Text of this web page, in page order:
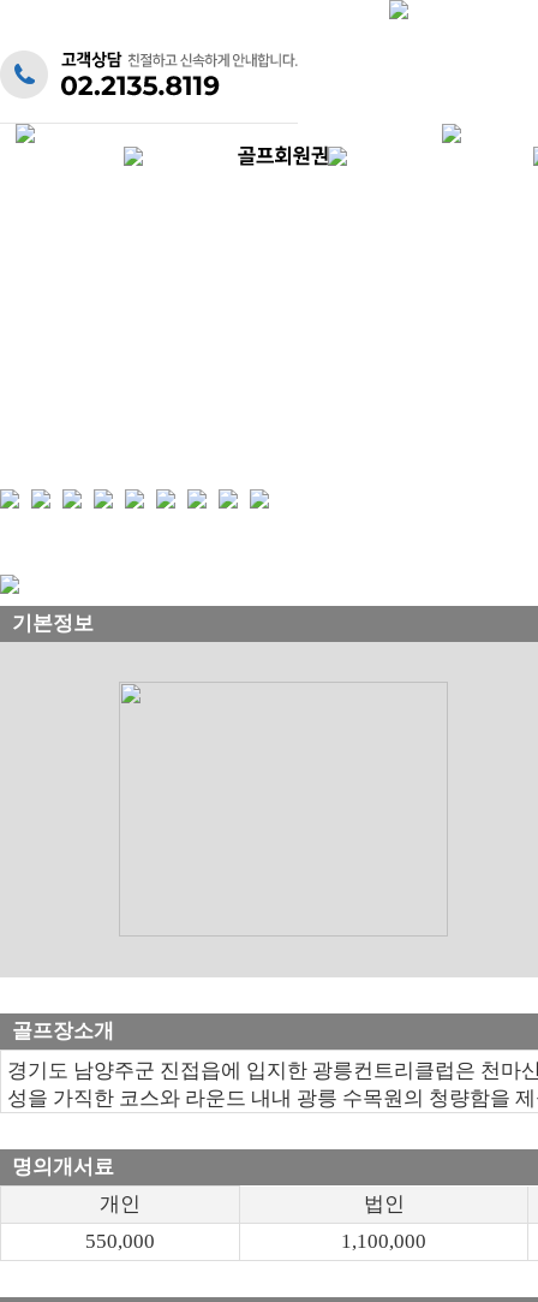
기본정보
골프장소개
경기도 남양주군 진접읍에 입지한 광릉컨트리클럽은 천마
성을 가직한 코스와 라운드 내내 광릉 수목원의 청량함을
명의개서료
개인
법인
550,000
1,100,000